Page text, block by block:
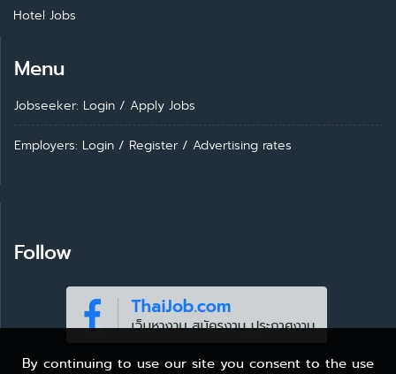
Hotel Jobs
Menu
Jobseeker: Login / Apply Jobs
Employers: Login / Register / Advertising rates
Follow
By continuing to use our site you consent to the use